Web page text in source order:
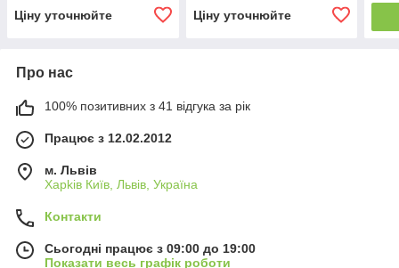
Ціну уточнюйте Ціну уточнюйте
Про нас
100% позитивних з 41 відгука за рік
Працює з 12.02.2012
м. Львів
Харkiв Київ, Львів, Україна
Контакти
Сьогодні працює з 09:00 до 19:00
Показати весь графік роботи